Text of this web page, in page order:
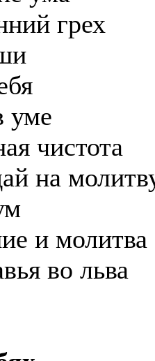
грех
уме
чистота
на
и молитва
во льва